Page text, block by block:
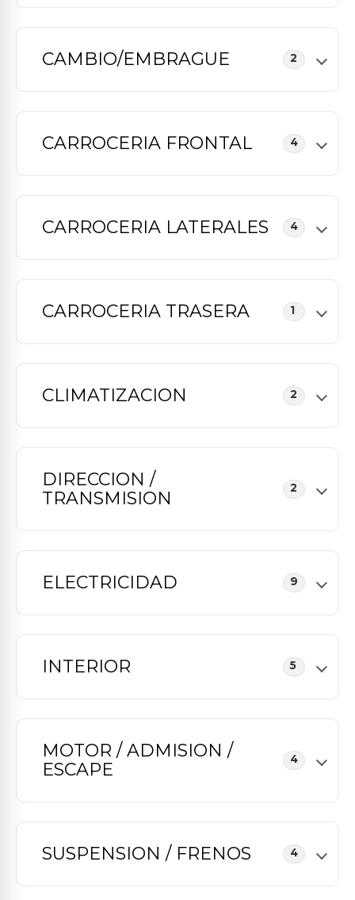
CAMBIO/EMBRAGUE 2
CARROCERIA FRONTAL 4
CARROCERIA LATERALES 4
CARROCERIA TRASERA 1
CLIMATIZACION 2
DIRECCION /
TRANSMISION
2
ELECTRICIDAD 9
INTERIOR 5
MOTOR / ADMISION /
ESCAPE
4
SUSPENSION / FRENOS 4